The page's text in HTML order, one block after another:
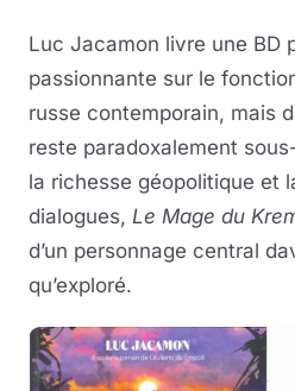
Luc Jacamon livre une BD
passionnante sur le
russe contemporain, mais
reste paradoxalement
la richesse géopolitique et
dialogues, Le Mage du
d’un personnage central
qu’exploré.